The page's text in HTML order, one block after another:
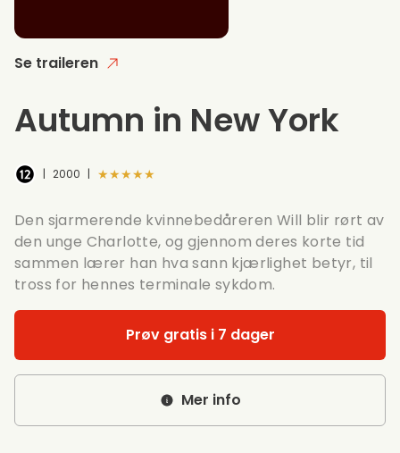
Se traileren
Autumn in New York
| 2000 | ★★★★★
Den sjarmerende kvinnebedåreren Will blir rørt av
den unge Charlotte, og gjennom deres korte tid
sammen lærer han hva sann kjærlighet betyr, til
tross for hennes terminale sykdom.
Prøv gratis i 7 dager
Mer info